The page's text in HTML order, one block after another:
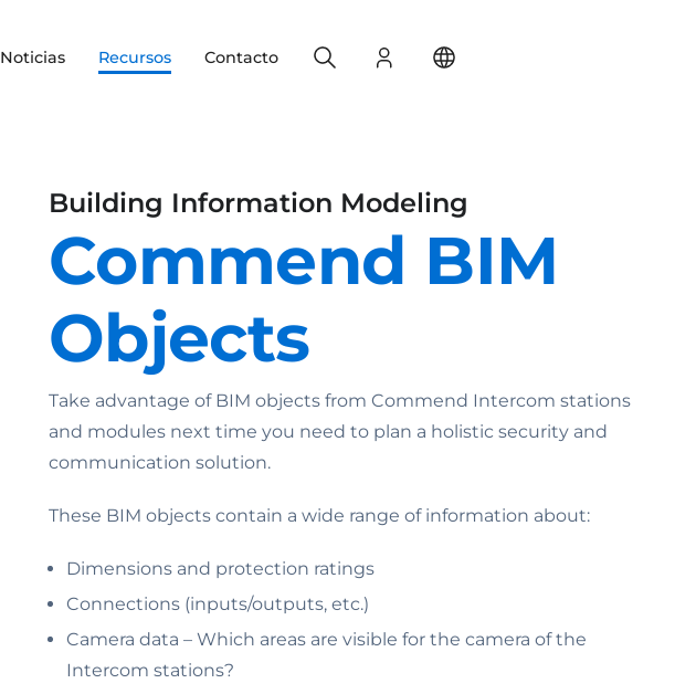
Noticias Recursos Contacto Registro
Search
Building Information Modeling
Commend BIM
Objects
Take advantage of BIM objects from Commend Intercom stations
and modules next time you need to plan a holistic security and
communication solution.
These BIM objects contain a wide range of information about:
Dimensions and protection ratings
Connections (inputs/outputs, etc.)
Camera data – Which areas are visible for the camera of the
Intercom stations?